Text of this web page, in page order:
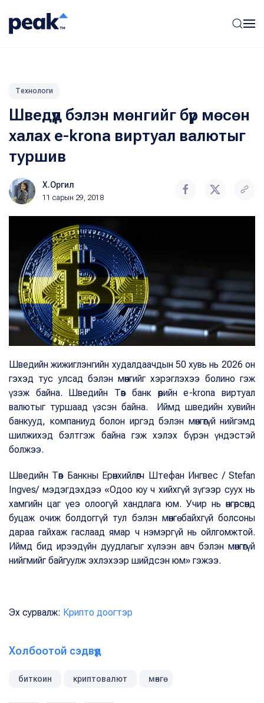
Технологи
Шведүүд бэлэн мөнгийг бүр мөсөн
халах e-krona виртуал валютыг
туршив
Х.Оргил
11 сарын 29, 2018
Шведийн жижиглэнгийн худалдаачдын 50 хувь нь 2026 он
гэхэд тус улсад бэлэн мөнгийг хэрэглэхээ болино гэж
үзэж байна. Шведийн Төв банк өөрийн e-krona виртуал
валютыг туршаад үзсэн байна. Иймд шведийн хувийн
банкууд, компаниуд болон иргэд бэлэн мөнгөгүй нийгэмд
шилжихэд бэлтгэж байна гэж хэлэх бүрэн үндэстэй
болжээ.
Шведийн Төв Банкны Ерөнхийлөгч Штефан Ингвес / Stefan
Ingves/ мэдэгдэхдээ «Одоо юу ч хийхгүй зүгээр суух нь
хамгийн цаг үеэ олоогүй хандлага юм. Учир нь өнгөрсөнд
буцаж очиж болдоггүй тул бэлэн мөнгө байхгүй болсоны
дараа гайхаж гаслаад ямар ч нэмэргүй нь ойлгомжтой.
Иймд бид ирээдүйн дуудлагыг хүлээн авч бэлэн мөнгөгүй
нийгмийг байгуулж эхлэхээр шийдсэн юм» гэжээ.
Эх сурвалж: Крипто доогтэр
Холбоотой сэдвүүд
биткоин криптовалют мөнгө